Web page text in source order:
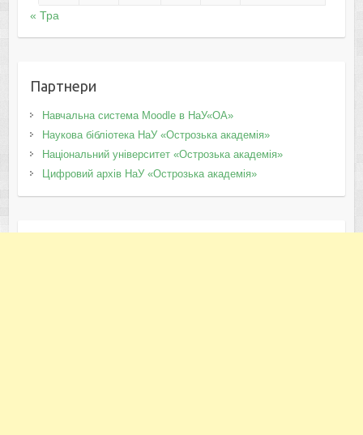
« Тра
Партнери
Навчальна система Moodle в НаУ«ОА»
Наукова бібліотека НаУ «Острозька академія»
Національний університет «Острозька академія»
Цифровий архів НаУ «Острозька академія»